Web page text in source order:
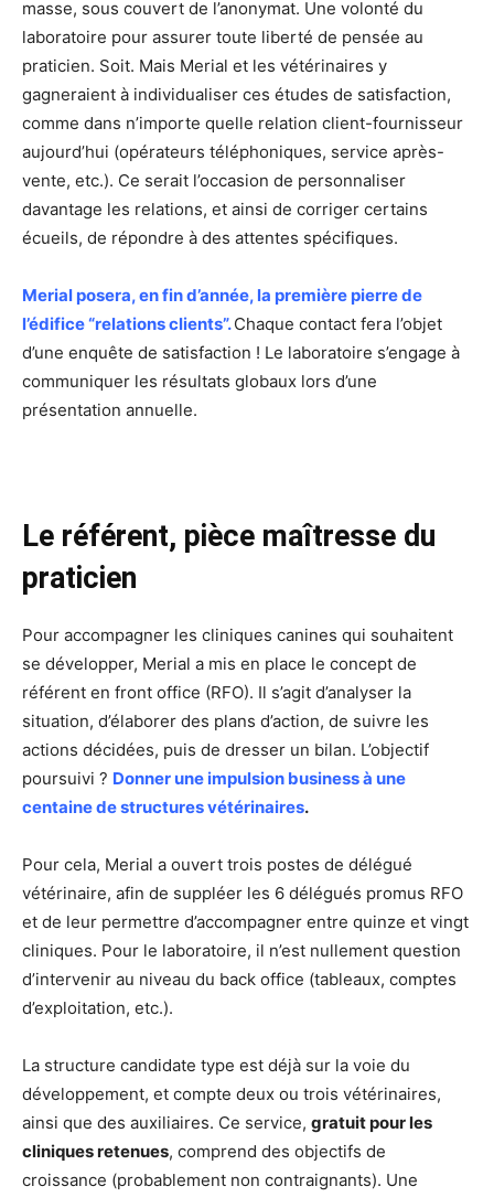
masse, sous couvert de l’anonymat. Une volonté du
laboratoire pour assurer toute liberté de pensée au
praticien. Soit. Mais Merial et les vétérinaires y
gagneraient à individualiser ces études de satisfaction,
comme dans n’importe quelle relation client-fournisseur
aujourd’hui (opérateurs téléphoniques, service après-
vente, etc.). Ce serait l’occasion de personnaliser
davantage les relations, et ainsi de corriger certains
écueils, de répondre à des attentes spécifiques.
Merial posera, en fin d’année, la première pierre de
l’édifice “relations clients”.Chaque contact fera l’objet
d’une enquête de satisfaction ! Le laboratoire s’engage à
communiquer les résultats globaux lors d’une
présentation annuelle.
Le référent, pièce maîtresse du
praticien
Pour accompagner les cliniques canines qui souhaitent
se développer, Merial a mis en place le concept de
référent en front office (RFO). Il s’agit d’analyser la
situation, d’élaborer des plans d’action, de suivre les
actions décidées, puis de dresser un bilan. L’objectif
poursuivi ? Donner une impulsion business à une
centaine de structures vétérinaires.
Pour cela, Merial a ouvert trois postes de délégué
vétérinaire, afin de suppléer les 6 délégués promus RFO
et de leur permettre d’accompagner entre quinze et vingt
cliniques. Pour le laboratoire, il n’est nullement question
d’intervenir au niveau du back office (tableaux, comptes
d’exploitation, etc.).
La structure candidate type est déjà sur la voie du
développement, et compte deux ou trois vétérinaires,
ainsi que des auxiliaires. Ce service, gratuit pour les
cliniques retenues, comprend des objectifs de
croissance (probablement non contraignants). Une